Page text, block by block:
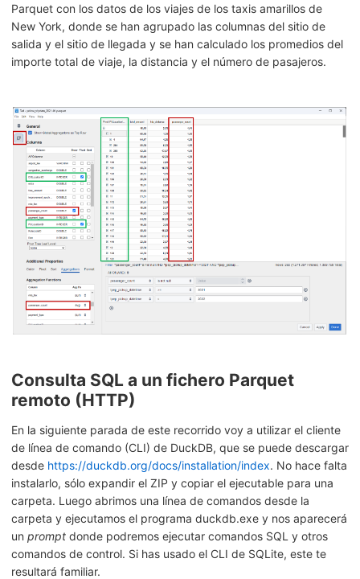
Parquet con los datos de los viajes de los taxis amarillos de
New York, donde se han agrupado las columnas del sitio de
salida y el sitio de llegada y se han calculado los promedios del
importe total de viaje, la distancia y el número de pasajeros.
Consulta SQL a un fichero Parquet
remoto (HTTP)
En la siguiente parada de este recorrido voy a utilizar el cliente
de línea de comando (CLI) de DuckDB, que se puede descargar
desde https://duckdb.org/docs/installation/index. No hace falta
instalarlo, sólo expandir el ZIP y copiar el ejecutable para una
carpeta. Luego abrimos una línea de comandos desde la
carpeta y ejecutamos el programa duckdb.exe y nos aparecerá
un prompt donde podremos ejecutar comandos SQL y otros
comandos de control. Si has usado el CLI de SQLite, este te
resultará familiar.